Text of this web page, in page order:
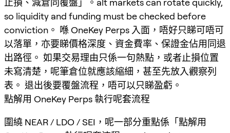
止損、減倉同覆盤」。alt markets can rotate quickly,
so liquidity and funding must be checked before
conviction。 喺 OneKey Perps 入面，唔好只睇可唔可
以落單，亦要睇價格深度、資金費率、保證金佔用同退
出路徑。 如果交易理由只係一句熱點，或者止損位置
未寫清楚，呢筆倉位就應該縮細，甚至先放入觀察列
表。 退出後要覆盤流程，唔可以只睇盈虧。
點解用 OneKey Perps 執行呢套流程
圍繞 NEAR / LDO / SEI，呢一部分重點係「點解用